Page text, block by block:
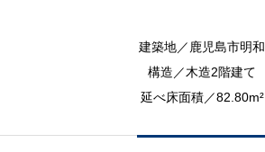
建築地／鹿児島市明和
構造／木造2階建て
延べ床面積／82.80m²